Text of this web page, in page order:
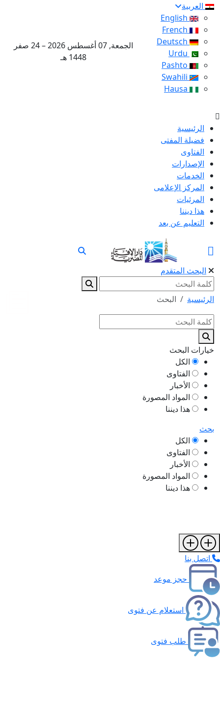
العربية
الجمعة, 07 أغسطس 2026 – 24 صفر
1448 هـ
الرئيسية
فضيلة المفتى
الفتاوى
الإصدارات
الخدمات
المركز الإعلامى
المرئيات
هذا ديننا
التعليم عن بعد
البحث المتقدم
الرئيسية البحث
خيارات البحث
الكل
الفتاوى
الأخبار
المواد المصورة
هذا ديننا
بحث
الكل
الفتاوى
الأخبار
المواد المصورة
هذا ديننا
اتصل بنا
حجز موعد
استعلام عن فتوى
طلب فتوى